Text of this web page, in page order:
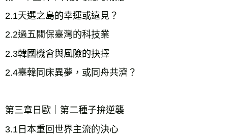
2.1天選之島的幸運或遠見？
2.2過五關保臺灣的科技業
2.3韓國機會與風險的抉擇
第三章日歐｜第二種子拚逆襲
3.1日本重回世界主流的決心